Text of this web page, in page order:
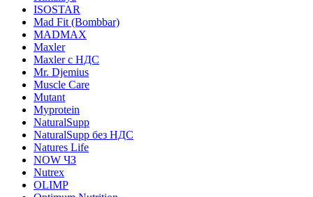
ISOSTAR
Mad Fit (Bombbar)
MADMAX
Maxler
Maxler с НДС
Mr. Djemius
Muscle Care
Mutant
Myprotein
NaturalSupp
NaturalSupp без НДС
Natures Life
NOW ЧЗ
Nutrex
OLIMP